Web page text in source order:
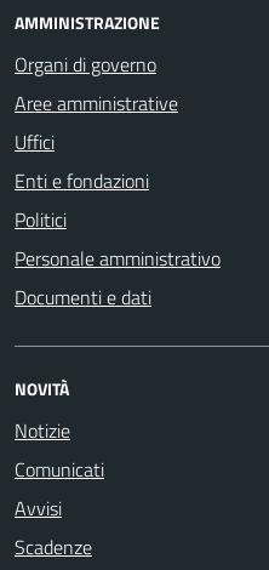
AMMINISTRAZIONE
Organi di governo
Aree amministrative
Uffici
Enti e fondazioni
Politici
Personale amministrativo
Documenti e dati
NOVITÀ
Notizie
Comunicati
Avvisi
Scadenze